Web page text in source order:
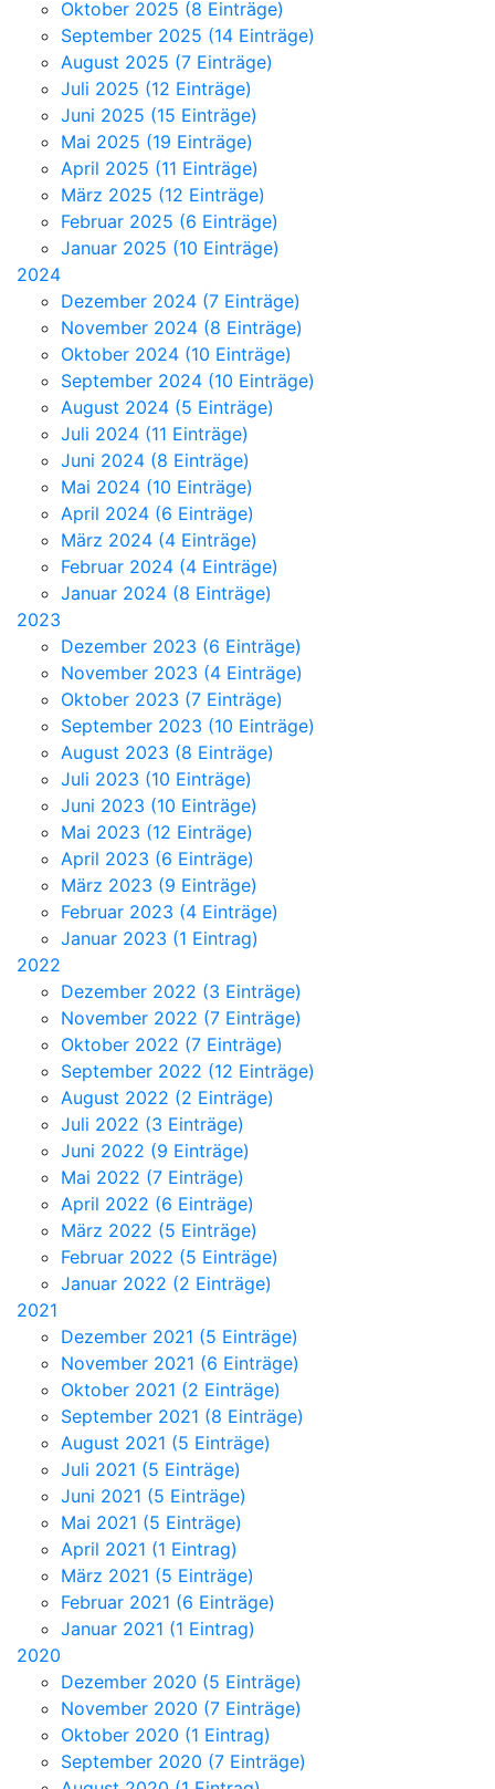
Oktober 2025 (8 Einträge)
September 2025 (14 Einträge)
August 2025 (7 Einträge)
Juli 2025 (12 Einträge)
Juni 2025 (15 Einträge)
Mai 2025 (19 Einträge)
April 2025 (11 Einträge)
März 2025 (12 Einträge)
Februar 2025 (6 Einträge)
Januar 2025 (10 Einträge)
2024
Dezember 2024 (7 Einträge)
November 2024 (8 Einträge)
Oktober 2024 (10 Einträge)
September 2024 (10 Einträge)
August 2024 (5 Einträge)
Juli 2024 (11 Einträge)
Juni 2024 (8 Einträge)
Mai 2024 (10 Einträge)
April 2024 (6 Einträge)
März 2024 (4 Einträge)
Februar 2024 (4 Einträge)
Januar 2024 (8 Einträge)
2023
Dezember 2023 (6 Einträge)
November 2023 (4 Einträge)
Oktober 2023 (7 Einträge)
September 2023 (10 Einträge)
August 2023 (8 Einträge)
Juli 2023 (10 Einträge)
Juni 2023 (10 Einträge)
Mai 2023 (12 Einträge)
April 2023 (6 Einträge)
März 2023 (9 Einträge)
Februar 2023 (4 Einträge)
Januar 2023 (1 Eintrag)
2022
Dezember 2022 (3 Einträge)
November 2022 (7 Einträge)
Oktober 2022 (7 Einträge)
September 2022 (12 Einträge)
August 2022 (2 Einträge)
Juli 2022 (3 Einträge)
Juni 2022 (9 Einträge)
Mai 2022 (7 Einträge)
April 2022 (6 Einträge)
März 2022 (5 Einträge)
Februar 2022 (5 Einträge)
Januar 2022 (2 Einträge)
2021
Dezember 2021 (5 Einträge)
November 2021 (6 Einträge)
Oktober 2021 (2 Einträge)
September 2021 (8 Einträge)
August 2021 (5 Einträge)
Juli 2021 (5 Einträge)
Juni 2021 (5 Einträge)
Mai 2021 (5 Einträge)
April 2021 (1 Eintrag)
März 2021 (5 Einträge)
Februar 2021 (6 Einträge)
Januar 2021 (1 Eintrag)
2020
Dezember 2020 (5 Einträge)
November 2020 (7 Einträge)
Oktober 2020 (1 Eintrag)
September 2020 (7 Einträge)